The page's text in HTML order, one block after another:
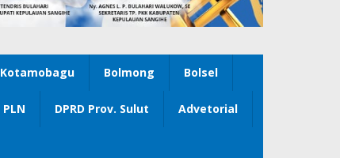
Kotamobagu Bolmong Bolsel
PLN DPRD Prov. Sulut Advetorial